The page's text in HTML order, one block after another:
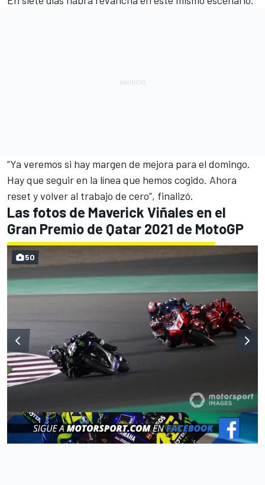
“Ya veremos si hay margen de mejora para el domingo.
Hay que seguir en la línea que hemos cogido. Ahora
reset y volver al trabajo de cero”, finalizó.
Las fotos de Maverick Viñales en el
Gran Premio de Qatar 2021 de MotoGP
50